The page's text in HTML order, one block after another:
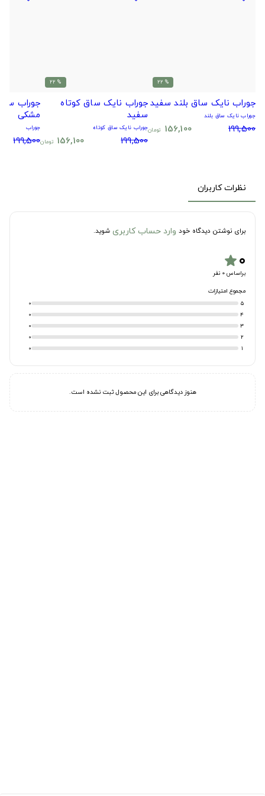
% 22
جوراب نایک ساق بلند سفید
جوراب نایک ساق بلند
199,500
156,100 تومان
% 22
جوراب نایک ساق کوتاه
سفید
جوراب نایک ساق کوتاه
199,500
156,100 تومان
جوراب
مشکی
جوراب
199,500
نظرات کاربران
برای نوشتن دیدگاه خود وارد حساب کاربری شوید.
۰star
براساس 0 نفر
مجموع امتیازات
5
0
4
0
3
0
2
0
1
0
هنوز دیدگاهی برای این محصول ثبت نشده است.